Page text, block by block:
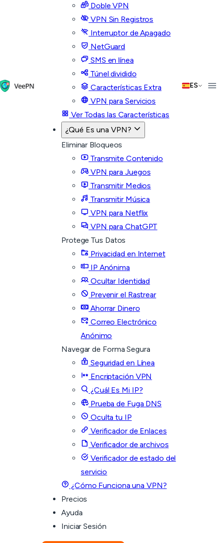
Doble VPN
VPN Sin Registros
Interruptor de Apagado
NetGuard
SMS en línea
Túnel dividido
Características Extra
VPN para Servicios
Ver Todas las Características
¿Qué Es una VPN?
Eliminar Bloqueos
Transmite Contenido
VPN para Juegos
Transmitir Medios
Transmitir Música
VPN para Netflix
VPN para ChatGPT
Protege Tus Datos
Privacidad en Internet
IP Anónima
Ocultar Identidad
Prevenir el Rastrear
Ahorrar Dinero
Correo Electrónico
Anónimo
Navegar de Forma Segura
Seguridad en Línea
Encriptación VPN
¿Cuál Es Mi IP?
Prueba de Fuga DNS
Oculta tu IP
Verificador de Enlaces
Verificador de archivos
Verificador de estado del
servicio
¿Cómo Funciona una VPN?
Precios
Ayuda
Iniciar Sesión
ES